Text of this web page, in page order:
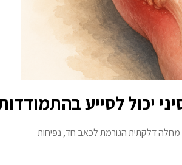
יכול לסייע
מחלה דלקתית הגורמת לכאב חד, נפיחות